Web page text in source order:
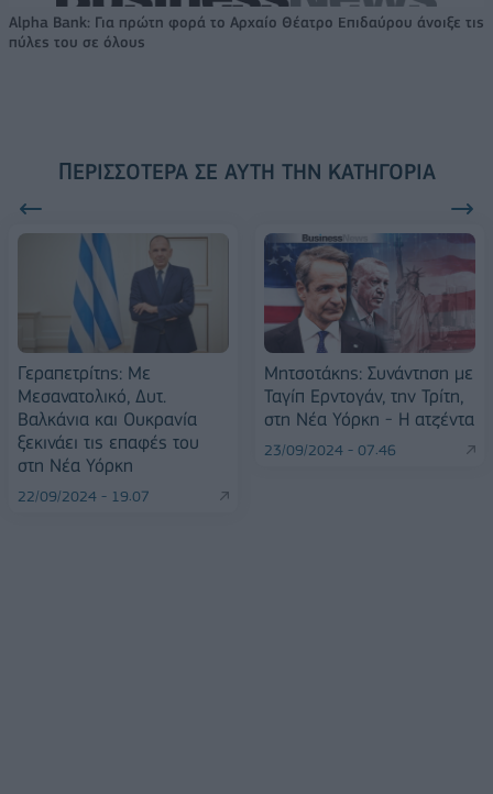
Alpha Bank: Για πρώτη φορά το Αρχαίο Θέατρο Επιδαύρου άνοιξε τις
πύλες του σε όλους
ΠΕΡΙΣΣΌΤΕΡΑ ΣΕ ΑΥΤΉ ΤΗΝ ΚΑΤΗΓΟΡΊΑ
Γεραπετρίτης: Με
Μεσανατολικό, Δυτ.
Βαλκάνια και Ουκρανία
ξεκινάει τις επαφές του
στη Νέα Υόρκη
22/09/2024 - 19:07
Μητσοτάκης: Συνάντηση με
Ταγίπ Ερντογάν, την Τρίτη,
στη Νέα Υόρκη - Η ατζέντα
23/09/2024 - 07:46